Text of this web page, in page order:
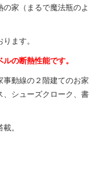
家（まるで魔法瓶のよ
ます。
の断熱性能です。
事動線の２階建てのお家
、シューズクローク、書
。